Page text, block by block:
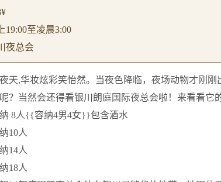
19:00至凌晨3:00
夜总会
天,华妆炫彩笑怡然。当夜色降临，夜场动物才刚
？当然会还得看银川朗庭国际夜总会啦！来看看它
8人{{容纳4男4女}}包含酒水
10人
14人
18人